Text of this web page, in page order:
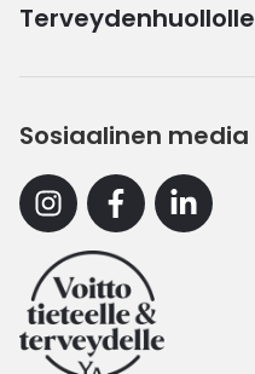
Terveydenhuollolle
Sosiaalinen media
InstagramFacebookLinkedin